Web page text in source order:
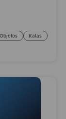
Katas